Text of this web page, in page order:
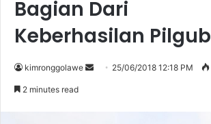
Bagian Dari
Keberhasilan Pilgub
kimronggolawe 25/06/2018 12:18 PM
2 minutes read